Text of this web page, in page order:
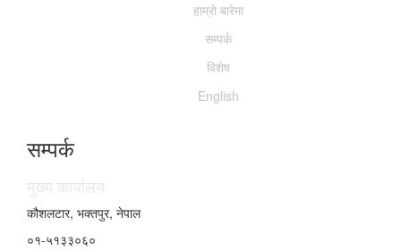
हाम्राे बारेमा
सम्पर्क
विशेष
English
सम्पर्क
मुख्य कार्यालय
कौशलटार, भक्तपुर, नेपाल
०१-५१३३०६०